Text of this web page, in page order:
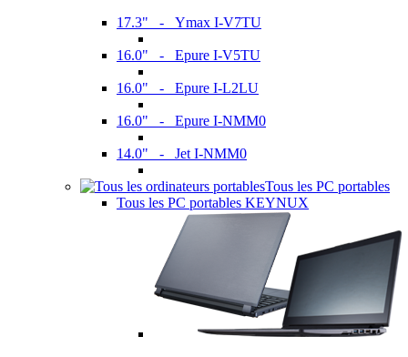
17.3" - Ymax I-V7TU
16.0" - Epure I-V5TU
16.0" - Epure I-L2LU
16.0" - Epure I-NMM0
14.0" - Jet I-NMM0
Tous les PC portables
Tous les PC portables KEYNUX